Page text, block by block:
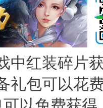
红装碎片获
礼包可以花